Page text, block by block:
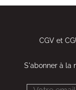
CGV et
S'abonner à la